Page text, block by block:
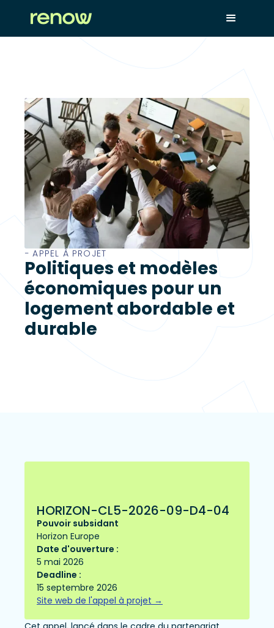
− APPEL À PROJET
Politiques et modèles
économiques pour un
logement abordable et
durable
HORIZON-CL5-2026-09-D4-04
Pouvoir subsidant
Horizon Europe
Date d'ouverture :
5 mai 2026
Deadline :
15 septembre 2026
Site web de l'appel à projet →